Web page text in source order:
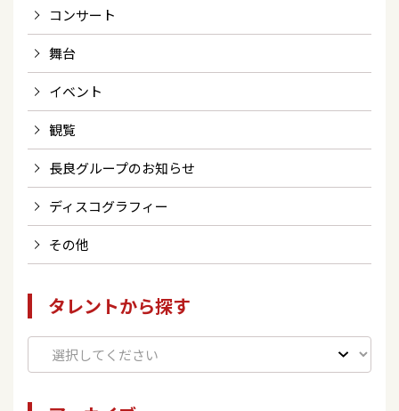
コンサート
舞台
イベント
観覧
長良グループのお知らせ
ディスコグラフィー
その他
タレントから探す